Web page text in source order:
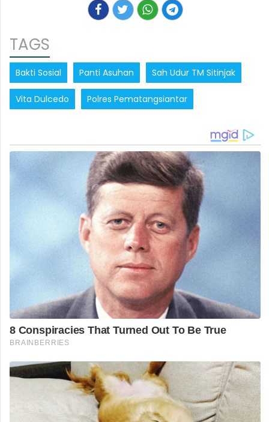
TAGS
Bakti Sosial Panti Asuhan Sah Udur TM Sitinjak
Vita Dulcedo Polres Pematangsiantar